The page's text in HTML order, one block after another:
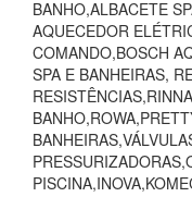
BANHO,ALBACETE
AQUECEDOR
COMANDO,BOSCH
SPA E BANHEIRAS,